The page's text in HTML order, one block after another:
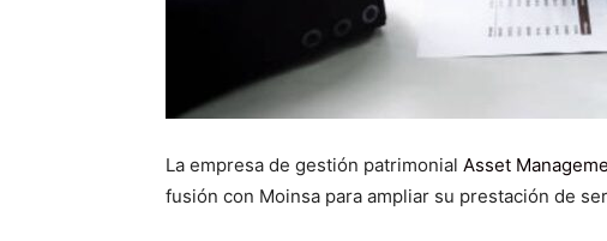
La empresa de gestión patrimonial Asset
fusión con Moinsa para ampliar su prestación de